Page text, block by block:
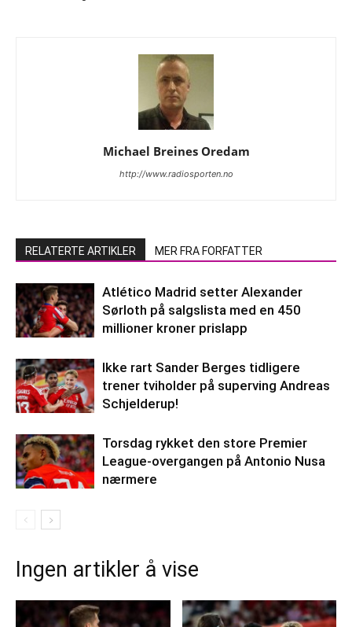
Michael Breines Oredam
http://www.radiosporten.no
RELATERTE ARTIKLER MER FRA FORFATTER
Atlético Madrid setter Alexander
Sørloth på salgslista med en 450
millioner kroner prislapp
Ikke rart Sander Berges tidligere
trener tviholder på superving Andreas
Schjelderup!
Torsdag rykket den store Premier
League-overgangen på Antonio Nusa
nærmere
Ingen artikler å vise